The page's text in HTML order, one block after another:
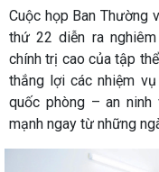
Cuộc họp Ban Thường
thứ 22 diễn ra
chính trị cao của tập
thắng lợi các nhiệm
quốc phòng – an
mạnh ngay từ những